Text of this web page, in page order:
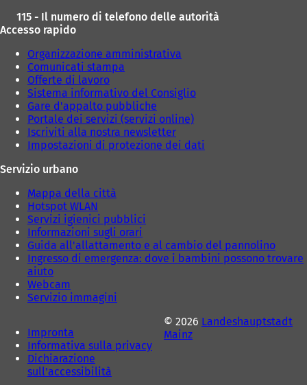
h
a
115 - Il numero di telefono delle autorità
Accesso rapido
Organizzazione amministrativa
Comunicati stampa
Offerte di lavoro
Sistema informativo del Consiglio
Gare d'appalto pubbliche
Portale dei servizi (servizi online)
Iscriviti alla nostra newsletter
Impostazioni di protezione dei dati
Servizio urbano
Mappa della città
Hotspot WLAN
Servizi igienici pubblici
Informazioni sugli orari
Guida all'allattamento e al cambio del pannolino
Ingresso di emergenza: dove i bambini possono trovare
aiuto
Webcam
Servizio immagini
Impronta
Informativa sulla privacy
Dichiarazione
sull'accessibilità
© 2026 Landeshauptstadt
Mainz